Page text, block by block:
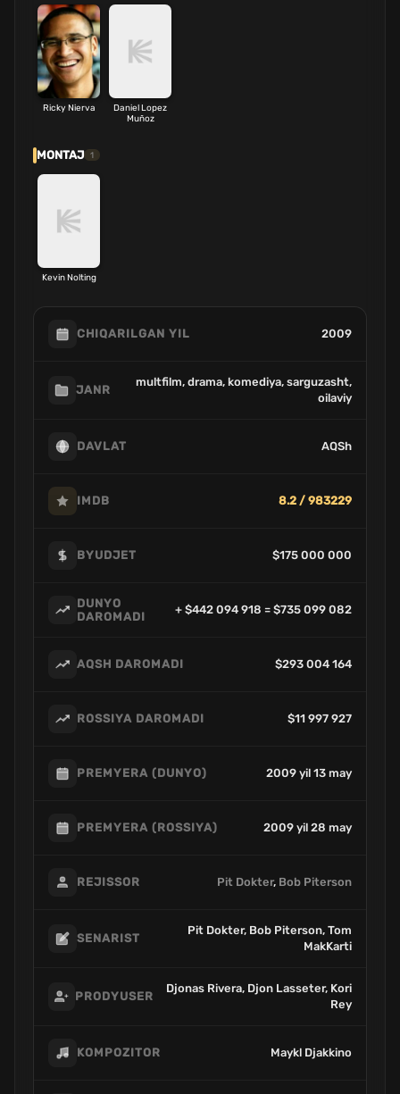
Ricky Nierva
Daniel Lopez
Muñoz
MONTAJ 1
Kevin Nolting
CHIQARILGAN YIL 2009
JANR
multfilm, drama, komediya, sarguzasht,
oilaviy
DAVLAT AQSh
IMDB 8.2 / 983229
BYUDJET $175 000 000
DUNYO
DAROMADI
+ $442 094 918 = $735 099 082
AQSH DAROMADI $293 004 164
ROSSIYA DAROMADI $11 997 927
PREMYERA (DUNYO) 2009 yil 13 may
PREMYERA (ROSSIYA) 2009 yil 28 may
REJISSOR Pit Dokter, Bob Piterson
SENARIST
Pit Dokter, Bob Piterson, Tom
MakKarti
PRODYUSER
Djonas Rivera, Djon Lasseter, Kori
Rey
KOMPOZITOR Maykl Djakkino